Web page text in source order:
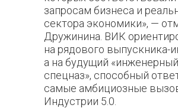
запросам бизнеса и
сектора экономики», —
Дружинина. ВИК
на рядового выпускника-
а на будущий «инженерный
спецназ», способный
самые амбициозные
Индустрии 5.0.